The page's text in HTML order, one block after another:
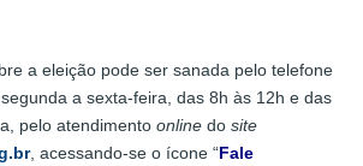
a eleição pode ser sanada pelo telefone
segunda a sexta-feira, das 8h às 12h e das
pelo atendimento online do site
, acessando-se o ícone “Fale